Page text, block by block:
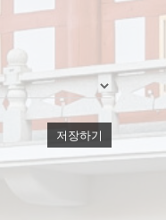
저장하기